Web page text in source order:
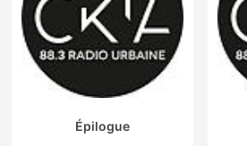
Épilogue